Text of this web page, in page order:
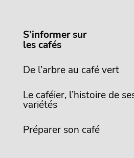
S’informer sur
les cafés
De l’arbre au café vert
Le caféier, l’histoire de
variétés
Préparer son café